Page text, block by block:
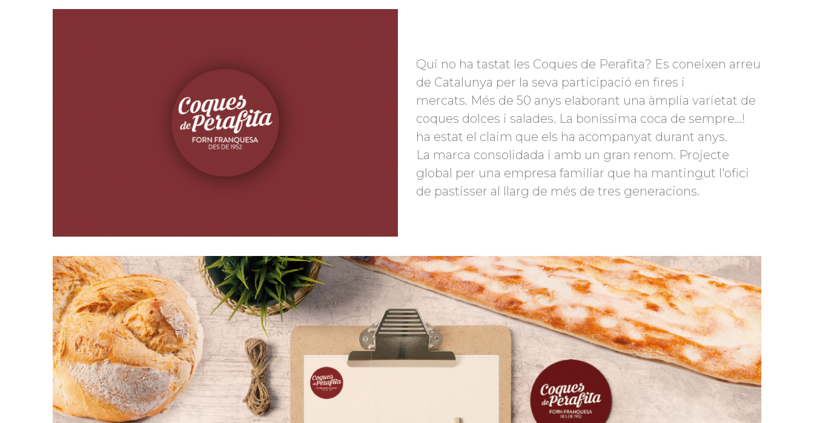
Qui no ha tastat les Coques de Perafita? Es coneixen arreu
de Catalunya per la seva participació en fires i
mercats. Més de 50 anys elaborant una àmplia varietat de
coques dolces i salades. La boníssima coca de sempre...!
ha estat el claim que els ha acompanyat durant anys.
La marca consolidada i amb un gran renom. Projecte
global per una empresa familiar que ha mantingut l'ofici
de pastisser al llarg de més de tres generacions.